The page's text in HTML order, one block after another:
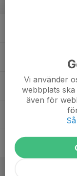
Fre
Vi använder
webbplats
även för